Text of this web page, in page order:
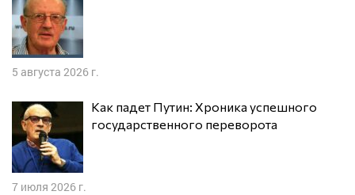
5 августа 2026 г.
Как падет Путин: Хроника успешного
государственного переворота
7 июля 2026 г.